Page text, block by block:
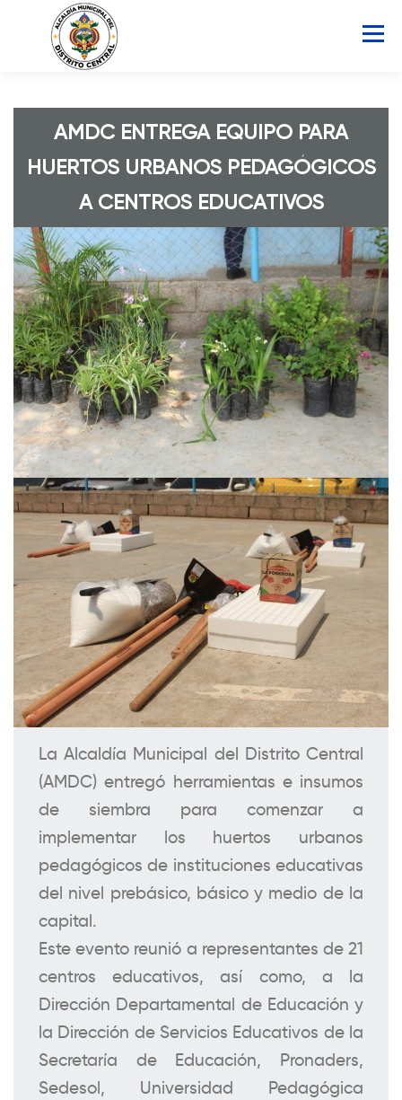
Menú
INICIO AMDC SERVICIOS NOTICIAS
ATLAS MUNICIPAL COCOIN
PORTAL DE TRANSPARENCIA
Buscar:
AMDC ENTREGA EQUIPO PARA
HUERTOS URBANOS PEDAGÓGICOS
A CENTROS EDUCATIVOS
La Alcaldía Municipal del Distrito Central
(AMDC) entregó herramientas e insumos
de siembra para comenzar a
implementar los huertos urbanos
pedagógicos de instituciones educativas
del nivel prebásico, básico y medio de la
capital.
Este evento reunió a representantes de 21
centros educativos, así como, a la
Dirección Departamental de Educación y
la Dirección de Servicios Educativos de la
Secretaría de Educación, Pronaders,
Sedesol, Universidad Pedagógica